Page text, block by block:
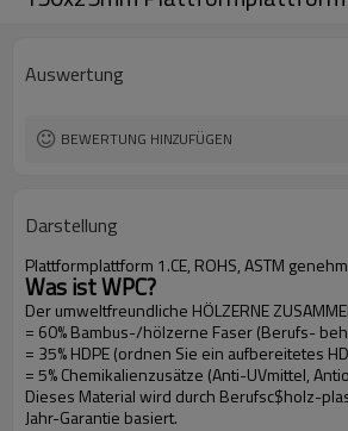
Auswertung
BEWERTUNG HINZUFÜGEN
Darstellung
Plattformplattform 1.CE, ROHS, ASTM
Was ist WPC?
Der umweltfreundliche HÖLZERNE
= 60% Bambus-/hölzerne Faser (Berufs-
= 35% HDPE (ordnen Sie ein aufbereitetes
= 5% Chemikalienzusätze (Anti-UVmittel,
Dieses Material wird durch Berufsc$holz-
Jahr-Garantie basiert.